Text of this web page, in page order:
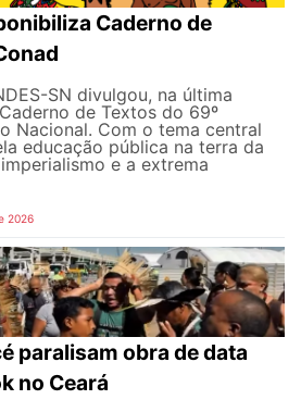
Caderno de
SN divulgou, na última
de Textos do 69º
Nacional. Com o tema central
educação pública na terra da
e a extrema
2026
paralisam obra de data
no Ceará